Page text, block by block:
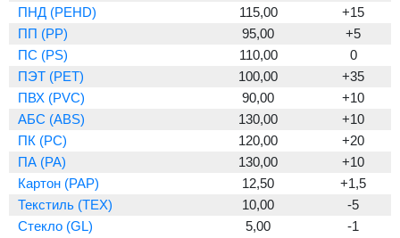
ПНД (PEHD)
115,00
+15
ПП (PP)
95,00
+5
ПС (PS)
110,00
0
ПЭТ (PET)
100,00
+35
ПВХ (PVC)
90,00
+10
АБС (ABS)
130,00
+10
ПК (PC)
120,00
+20
ПА (PA)
130,00
+10
Картон (PAP)
12,50
+1,5
Текстиль (TEX)
10,00
-5
Стекло (GL)
5,00 -1